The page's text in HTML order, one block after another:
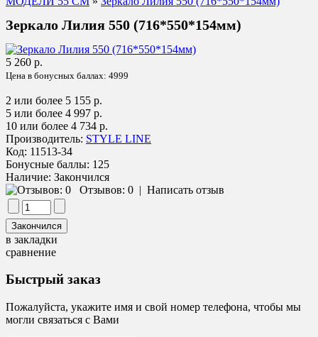
Зеркало Лилия 550 (716*550*154мм)
5 260 р.
Цена в бонусных баллах: 4999
2 или более 5 155 р.
5 или более 4 997 р.
10 или более 4 734 р.
Производитель: STYLE LINE
Код: 11513-34
Бонусные баллы: 125
Наличие: Закончился
Отзывов: 0 | Написать отзыв
в закладки
сравнение
Быстрый заказ
Пожалуйста, укажите имя и свой номер телефона, чтобы мы
могли связаться с Вами